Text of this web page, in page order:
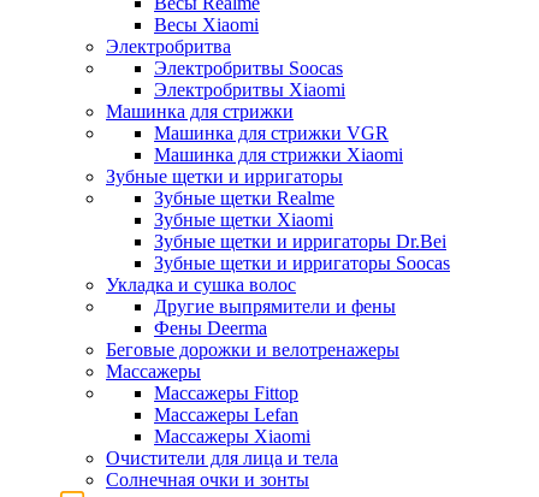
Весы Xiaomi
Электробритва
Электробритвы Soocas
Электробритвы Xiaomi
Машинка для стрижки
Машинка для стрижки VGR
Машинка для стрижки Xiaomi
Зубные щетки и ирригаторы
Зубные щетки Realme
Зубные щетки Xiaomi
Зубные щетки и ирригаторы Dr.Bei
Зубные щетки и ирригаторы Soocas
Укладка и сушка волос
Другие выпрямители и фены
Фены Deerma
Беговые дорожки и велотренажеры
Массажеры
Массажеры Fittop
Массажеры Lefan
Массажеры Xiaomi
Очистители для лица и тела
Солнечная очки и зонты